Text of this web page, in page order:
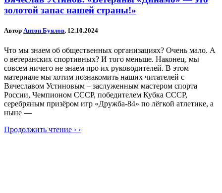
золотой запас нашей страны!»
Автор Антон Буялов, 12.10.2024
Что мы знаем об общественных организациях? Очень мало. А
о ветеранских спортивных? И того меньше. Наконец, мы
совсем ничего не знаем про их руководителей. В этом
материале мы хотим познакомить наших читателей с
Вячеславом Устиновым – заслуженным мастером спорта
России, Чемпионом СССР, победителем Кубка СССР,
серебряным призёром игр «Дружба-84» по лёгкой атлетике, а
ныне —
Продолжить чтение › ›